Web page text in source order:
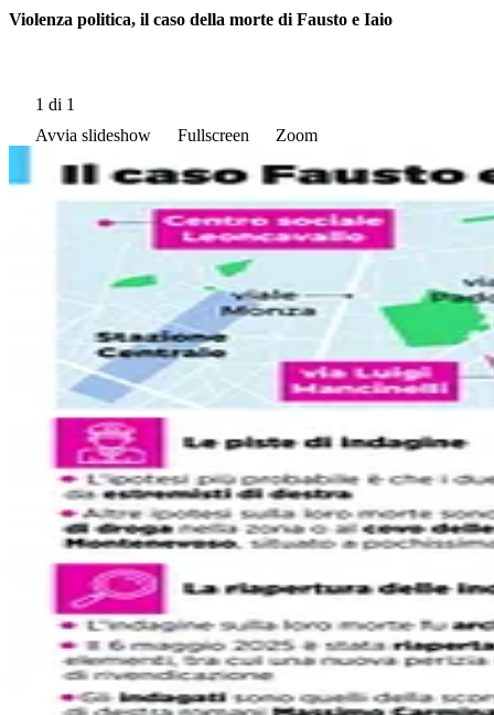
Violenza politica, il caso della morte di Fausto e Iaio
1 di 1
Avvia slideshow
Fullscreen Zoom